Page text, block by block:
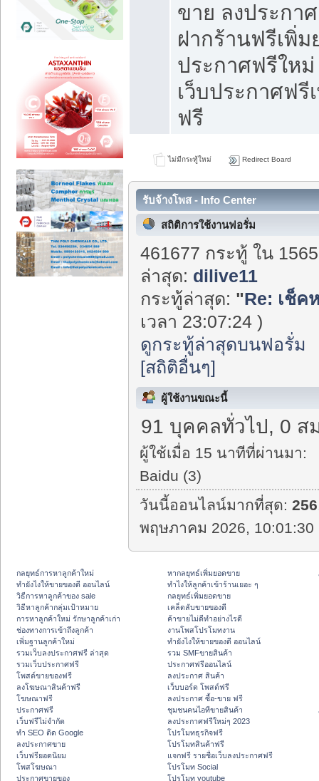
ขาย ลงประกา
ฝากร้านฟรีเพิ่ม
ประกาศฟรีให
เว็บประกาศฟรี
ฟรี
ไม่มีกระทู้ใหม่ Redirect Board
รับจ้างโพส - Info Center
สถิติการใช้งานฟอรั่ม
461677 กระทู้ ใน
ล่าสุด: dilive11
กระทู้ล่าสุด: "Re: เช็ค
เวลา 23:07:24 )
ดูกระทู้ล่าสุดบนฟอรั่ม
[สถิติอื่นๆ]
ผู้ใช้งานขณะนี้
91 บุคคลทั่วไป, 0 ส
ผู้ใช้เมื่อ 15 นาทีที่ผ่านมา:
Baidu (3)
วันนี้ออนไลน์มากที่สุด:256
พฤษภาคม 2026, 10:01:30
กลยุทธ์การหาลูกค้าใหม่
ทํายังไงให้ขายของดี ออนไลน์
วิธีการหาลูกค้าของ sale
วิธีหาลูกค้ากลุ่มเป้าหมาย
การหาลูกค้าใหม่ รักษาลูกค้าเก่า
ช่องทางการเข้าถึงลูกค้า
เพิ่มฐานลูกค้าใหม่
รวมเว็บลงประกาศฟรี ล่าสุด
รวมเว็บประกาศฟรี
โพสต์ขายของฟรี
ลงโฆษณาสินค้าฟรี
โฆษณาฟรี
ประกาศฟรี
เว็บฟรีไม่จำกัด
ทำ SEO ติด Google
ลงประกาศขาย
เว็บฟรียอดนิยม
โพสโฆษณา
ประกาศขายของ
หากลยุทธ์เพิ่มยอดขาย
ทําไงให้ลูกค้าเข้าร้านเยอะ ๆ
กลยุทธ์เพิ่มยอดขาย
เคล็ดลับขายของดี
ค้าขายไม่ดีทำอย่างไรดี
งานโพสโปรโมทงาน
ทํายังไงให้ขายของดี ออนไลน์
รวม SMFขายสินค้า
ประกาศฟรีออนไลน์
ลงประกาศ สินค้า
เว็บบอร์ด โพสต์ฟรี
ลงประกาศ ซื้อ-ขาย ฟรี
ชุมชนคนไอทีขายสินค้า
ลงประกาศฟรีใหม่ๆ 2023
โปรโมทธุรกิจฟรี
โปรโมทสินค้าฟรี
แจกฟรี รายชื่อเว็บลงประกาศฟรี
โปรโมท Social
โปรโมท youtube